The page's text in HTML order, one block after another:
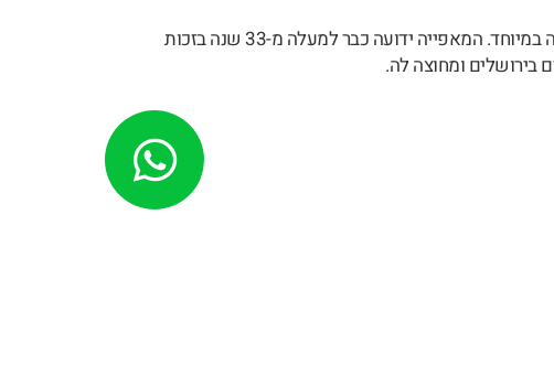
מפגש השייח' הינה רשת מאפיות וקונדיטוריה ירושלמית איכותית ומיוחדת שמתמחה באפייה בטאבון אבן אשר נבנה במיוחד. המאפייה ידועה כבר למעלה מ-33 שנה בזכות
בירושלים ומחוצה לה.